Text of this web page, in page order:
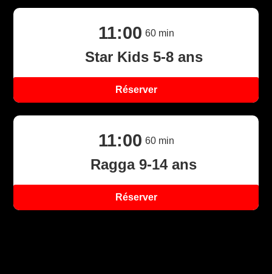
11:00 60min
Star Kids 5-8 ans
Réserver
11:00 60min
Ragga 9-14 ans
Réserver